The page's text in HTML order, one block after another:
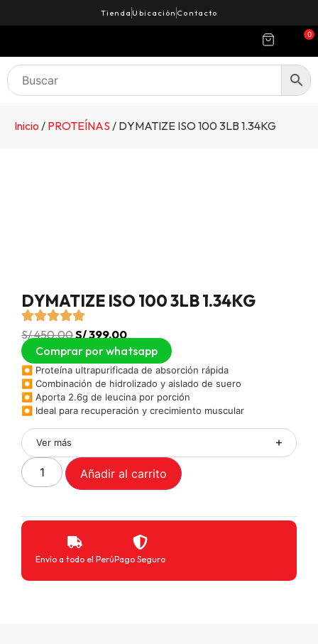
Tienda Ubicación Contacto
0
Inicio / PROTEÍNAS / DYMATIZE ISO 100 3LB 1.34KG
DYMATIZE ISO 100 3LB 1.34KG
S/450.00S/399.00
Comprar por whatsapp
⏺︎ Proteína ultrapurificada de absorción rápida
⏺︎ Combinación de hidrolizado y aislado de suero
⏺︎ Aporta 2.6g de leucina por porción
⏺︎ Ideal para recuperación y crecimiento muscular
Ver más
Añadir al carrito
Envío a todo el PerúPago Seguro